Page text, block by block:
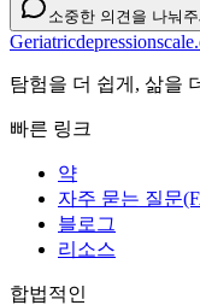
소중한 의견을 나눠
탐험을 더 쉽게, 삶을
빠른 링크
약
자주 묻는 질문
블로그
리소스
합법적인